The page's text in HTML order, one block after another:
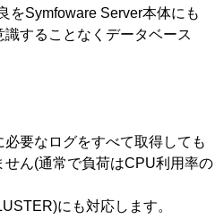
をSymfoware Server本体にも
することなくデータベース
要なログをすべて取得しても
ん(通常で負荷はCPU利用率の
にも対応します。